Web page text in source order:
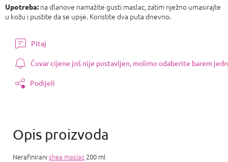
Upotreba: na dlanove namažite gusti maslac, zatim nježno umasirajte
u kožu i pustite da se upije. Koristite dva puta dnevno.
Pitaj
Čuvar cijene još nije postavljen, molimo odaberite barem
Podijeli
Nerafinirani shea maslac 200 ml